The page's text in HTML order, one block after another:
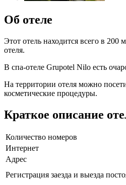
Об отеле
Этот отель находится всего в
отеля.
В спа-отеле Grupotel Nilo есть
На территории отеля можно
косметические процедуры.
Краткое описание
Количество номеров
Интернет
Адрес
Регистрация заезда и выезда